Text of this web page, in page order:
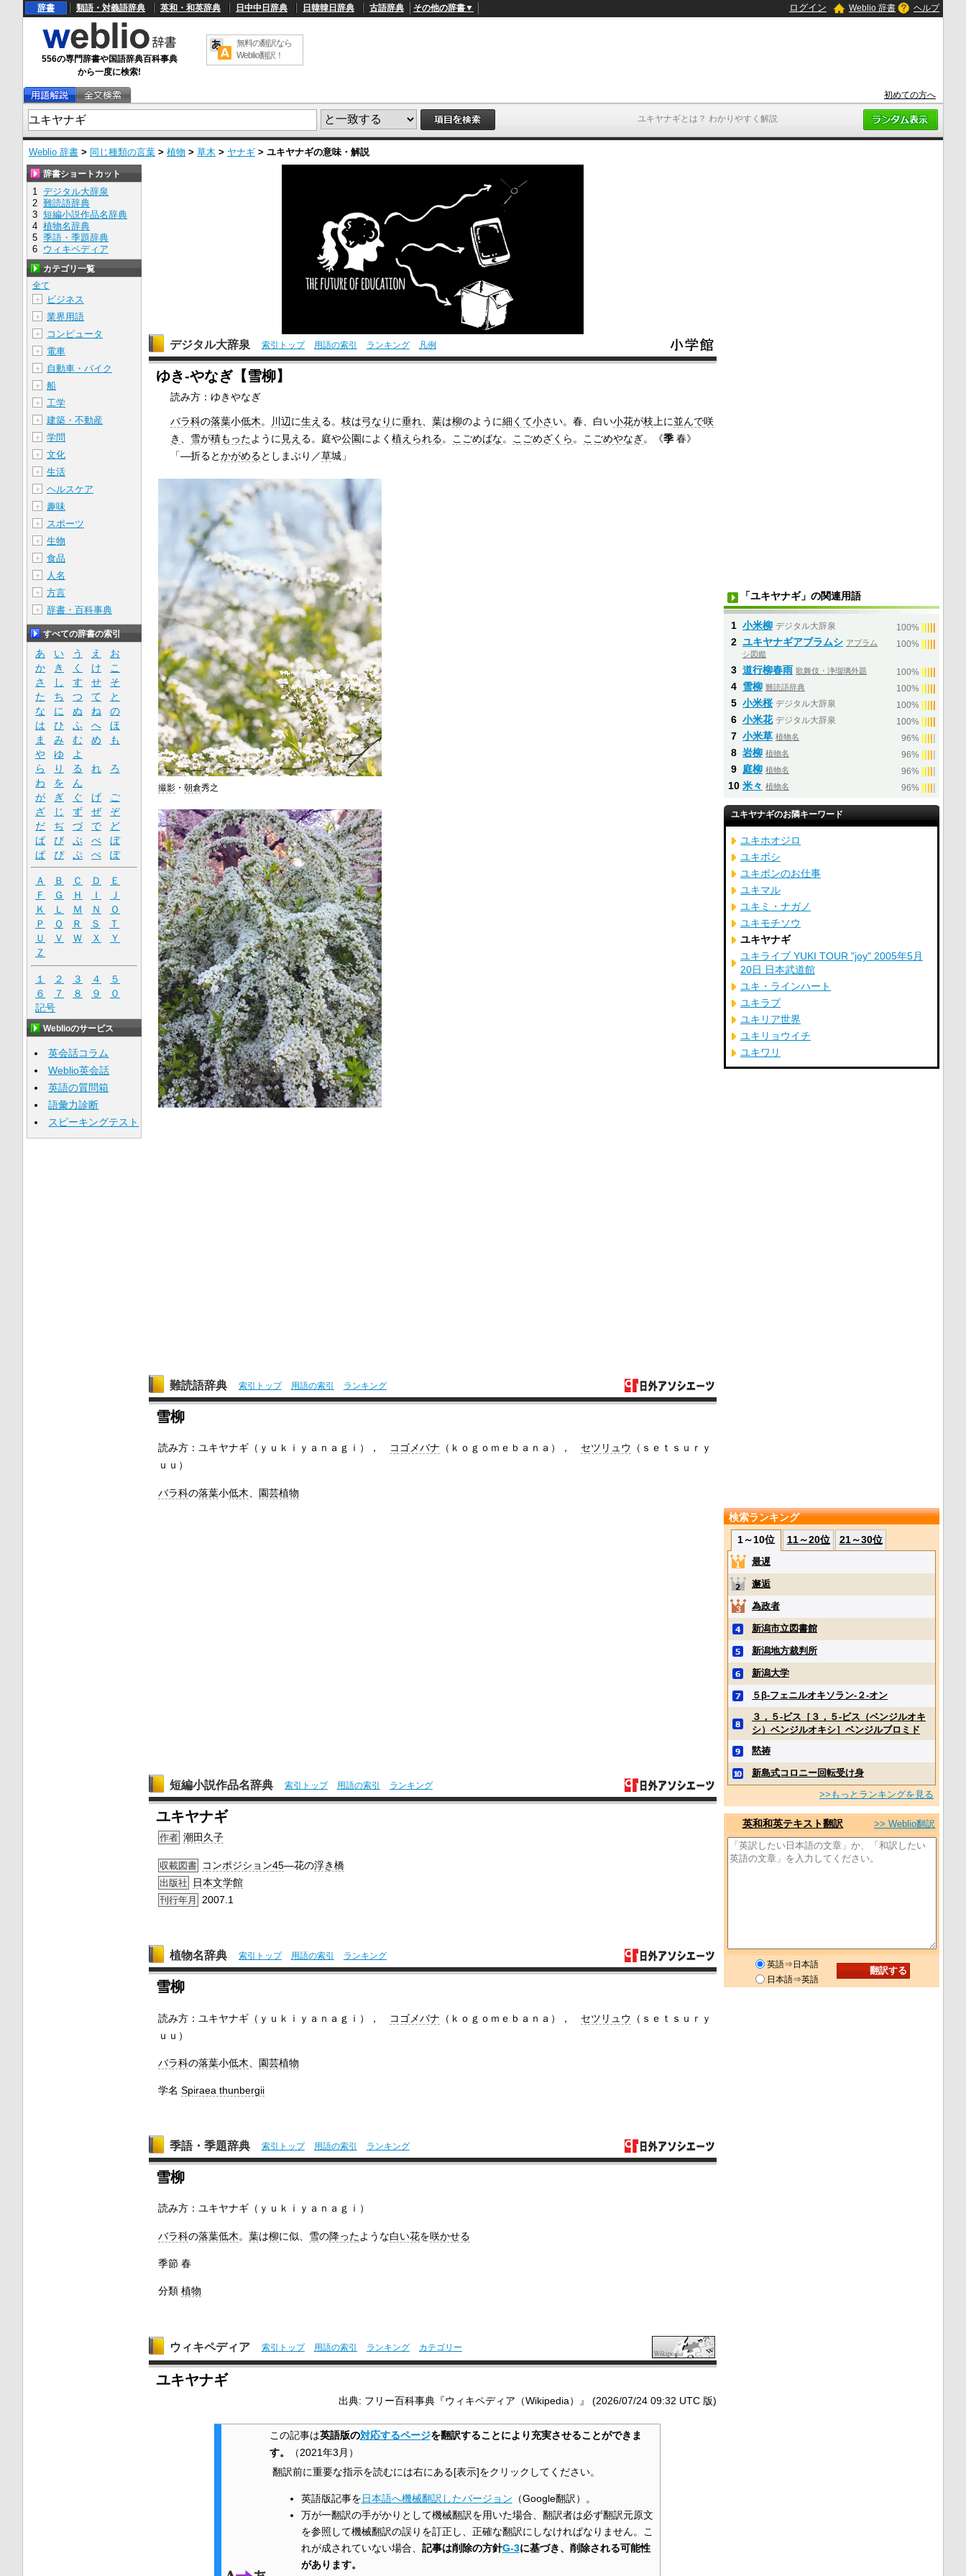
ユキヤナギとは？ わかりやすく解説
辞書 類語・対義語辞典 英和・和英辞典 日中中日辞典 日韓韓日辞典 古語辞典 その他の辞書▼ ログイン Weblio 辞書 ヘルプ
556の専門辞書や国語辞典百科事典
から一度に検索!
無料の翻訳なら
Weblio翻訳！
初めての方へ
Weblio 辞書 > 同じ種類の言葉 > 植物 > 草木 > ヤナギ > ユキヤナギの意味・解説
デジタル大辞泉 索引トップ 用語の索引 ランキング 凡例
ゆき‐やなぎ【雪柳】
読み方：ゆきやなぎ
バラ科の落葉小低木。 川辺 に生え る。枝は弓なり に垂れ 、葉は柳のように細くて小さ い。春、白い小花が枝 上に並んで咲
き
雪が積もったように 見え る。庭や公園によく植えられる。 こごめばな。 こごめざくら 。 こごめやなぎ。《季 春》
「―折るとかがめるとしまぶり／草城」
撮影・ 朝倉秀之
難読語辞典 索引トップ 用語の索引 ランキング
雪柳
読み方： ユキヤナギ（ｙｕｋｉｙａｎａｇｉ）， コゴメバナ （ｋｏｇｏｍｅｂａｎａ）， セツリュウ
（ｓｅｔｓｕｒｙ
ｕｕ）
バラ科の落葉小低木 園芸植物
短編小説作品名辞典 索引トップ 用語の索引 ランキング
ユキヤナギ
作者 潮田 久子
収載図書 コンポジション45―花の浮き橋
出版社 日本文学館
刊行年月 2007.1
植物名辞典 索引トップ 用語の索引 ランキング
雪柳
読み方： ユキヤナギ（ｙｕｋｉｙａｎａｇｉ）， コゴメバナ （ｋｏｇｏｍｅｂａｎａ）， セツリュウ
（ｓｅｔｓｕｒｙ
ｕｕ）
バラ科の落葉小低木 園芸植物
学名 Spiraea thunbergii
季語・季題辞典 索引トップ 用語の索引 ランキング
雪柳
読み方： ユキヤナギ（ｙｕｋｉｙａｎａｇｉ）
バラ科の落葉低木。 葉は柳に似、 雪の降ったような白い花を咲かせる
季節春
分類 植物
ウィキペディア 索引トップ 用語の索引 ランキング カテゴリー
ユキヤナギ
出典: フリー百科事典『ウィキペディア（Wikipedia）』 (2026/07/24 09:32 UTC 版)
この記事は英語版の対応するページを翻訳することにより充実させることができま
す。
（2021年3月 ）
翻訳前に重要な指示を読むには右にある[表示]をクリックしてください。
英語版記事を 日本語へ機械翻訳したバージョン （Google翻訳）。
万が一翻訳の手がかりとして機械翻訳を用いた場合、翻訳者は必ず翻訳元原文
を参照して機械翻訳の誤りを訂正し、正確な翻訳にしなければなりません。こ
れが成されていない場合、 記事は削除の方針G-3に基づき、削除される可能性
があります。
辞書ショートカット
1 デジタル大辞泉
2 難読語辞典
3 短編小説作品名辞典
4 植物名辞典
5 季語・季題辞典
6 ウィキペディア
カテゴリ一覧
全て
＋
ビジネス
＋ 業界用語
＋ コンピュータ
＋ 電車
＋ 自動車・バイク
＋ 船
＋ 工学
＋ 建築・不動産
＋ 学問
＋ 文化
＋ 生活
＋ ヘルスケア
＋ 趣味
＋ スポーツ
＋ 生物
＋ 食品
＋ 人名
＋ 方言
＋ 辞書・百科事典
すべての辞書の索引
あ い う え
お
か
き く け
こ
さ
し す せ
そ
た
ち つ て
と
な
に ぬ ね
の
は
ひ ふ へ
ほ
ま
み む め
も
や
ゆ
よ
ら
り る れ
ろ
わ
を
ん
が
ぎ ぐ げ
ご
ざ
じ ず ぜ
ぞ
だ
ぢ づ で
ど
ば
び ぶ べ
ぼ
ぱ
ぴ ぷ ぺ ぽ
Ａ Ｂ Ｃ Ｄ
Ｅ
Ｆ
Ｇ Ｈ Ｉ
Ｊ
Ｋ
Ｌ Ｍ Ｎ
Ｏ
Ｐ
Ｑ Ｒ Ｓ
Ｔ
Ｕ
Ｖ Ｗ Ｘ
Ｙ
Ｚ
１ ２ ３ ４
５
６
７ ８ ９
０
記号
Weblioのサービス
英会話コラム
Weblio英会話
英語の質問箱
語彙力診断
スピーキングテスト
「ユキヤナギ」の関連用語
1 小米柳 デジタル大辞泉 100%
2 ユキヤナギアブラムシ アブラム
シ図鑑
100%
3 道行柳春雨 歌舞伎・浄瑠璃外題 100%
4 雪柳 難読語辞典 100%
5 小米桜 デジタル大辞泉 100%
6 小米花 デジタル大辞泉 100%
7 小米草 植物名 96%
8 岩柳 植物名 96%
9 庭柳 植物名 96%
10 米々 植物名 96%
ユキヤナギのお隣キーワード
ユキホオジロ
ユキボシ
ユキポンのお仕事
ユキマル
ユキミ・ナガノ
ユキモチソウ
ユキヤナギ
ユキライブ YUKI TOUR "joy" 2005年5月
20日 日本武道館
ユキ・ラインハート
ユキラブ
ユキリア世界
ユキリョウイチ
ユキワリ
検索ランキング
1～10位
11～20位 21～30位
最遅
邂逅
為政者
新潟市立図書館
新潟地方裁判所
新潟大学
５β‐フェニルオキソラン‐２‐オン
３，５‐ビス［３，５‐ビス（ベンジルオキ
シ）ベンジルオキシ］ベンジルブロミド
黙祷
新島式コロニー回転受け身
>>もっとランキングを見る
英和和英テキスト翻訳 >> Weblio翻訳
英語⇒日本語
日本語⇒英語